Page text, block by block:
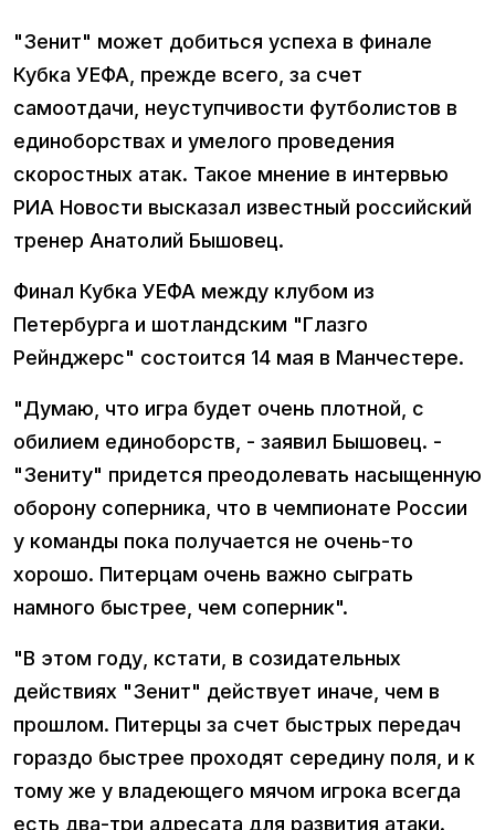
"Зенит" может добиться успеха в финале
Кубка УЕФА, прежде всего, за счет
самоотдачи, неуступчивости футболистов в
единоборствах и умелого проведения
скоростных атак. Такое мнение в интервью
РИА Новости высказал известный российский
тренер Анатолий Бышовец.
Финал Кубка УЕФА между клубом из
Петербурга и шотландским "Глазго
Рейнджерс" состоится 14 мая в Манчестере.
"Думаю, что игра будет очень плотной, с
обилием единоборств, - заявил Бышовец. -
"Зениту" придется преодолевать насыщенную
оборону соперника, что в чемпионате России
у команды пока получается не очень-то
хорошо. Питерцам очень важно сыграть
намного быстрее, чем соперник".
"В этом году, кстати, в созидательных
действиях "Зенит" действует иначе, чем в
прошлом. Питерцы за счет быстрых передач
гораздо быстрее проходят середину поля, и к
тому же у владеющего мячом игрока всегда
есть два-три адресата для развития атаки.